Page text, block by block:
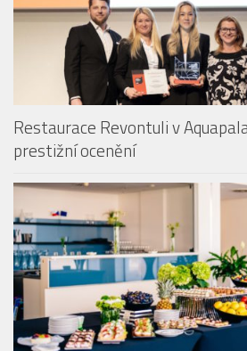
Restaurace Revontuli v
prestižní ocenění